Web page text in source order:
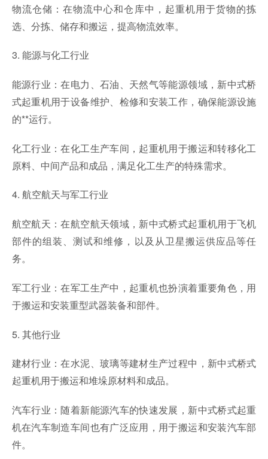
物流仓储：在物流中心和仓库中，起重机用于货物的拣
选、分拣、储存和搬运，提高物流效率。
3. 能源与化工行业
能源行业：在电力、石油、天然气等能源领域，新中式桥
式起重机用于设备维护、检修和安装工作，确保能源设施
的**运行。
化工行业：在化工生产车间，起重机用于搬运和转移化工
原料、中间产品和成品，满足化工生产的特殊需求。
4. 航空航天与军工行业
航空航天：在航空航天领域，新中式桥式起重机用于飞机
部件的组装、测试和维修，以及从卫星搬运供应品等任
务。
军工行业：在军工生产中，起重机也扮演着重要角色，用
于搬运和安装重型武器装备和部件。
5. 其他行业
建材行业：在水泥、玻璃等建材生产过程中，新中式桥式
起重机用于搬运和堆垛原材料和成品。
汽车行业：随着新能源汽车的快速发展，新中式桥式起重
机在汽车制造车间也有广泛应用，用于搬运和安装汽车部
件。